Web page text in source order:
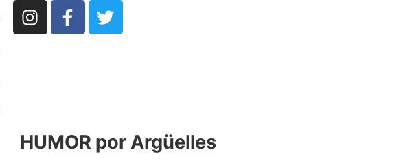
HUMOR por Argüelles​